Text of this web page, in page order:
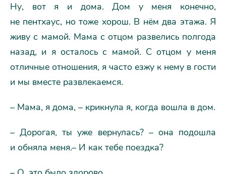
Ну, вот я и дома. Дом у меня конечно,
не пентхаус, но тоже хорош. В нём два этажа. Я
живу с мамой. Мама с отцом развелись полгода
назад, и я осталось с мамой. С отцом у меня
отличные отношения, я часто езжу к нему в гости
и мы вместе развлекаемся.
– Мама, я дома, – крикнула я, когда вошла в дом.
– Дорогая, ты уже вернулась? – она подошла
и обняла меня.– И как тебе поездка?